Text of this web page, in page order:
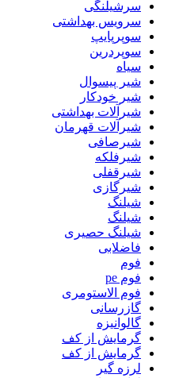
سرشیلنگی
سرویس بهداشتی
سوپرپایپ
سوپردرین
سیاه
شیر پیسوال
شیر خودکار
شیرآلات بهداشتی
شیرآلات قهرمان
شیرصافی
شیرفلکه
شیرقفلی
شیرگازی
شیلنگ
شیلنگ
شیلنگ حصیری
فاضلابی
فوم
فوم pe
فوم الاستومری
گازرسانی
گالوانیزه
گرمایش از کف
گرمایش از کف
لرزه گیر